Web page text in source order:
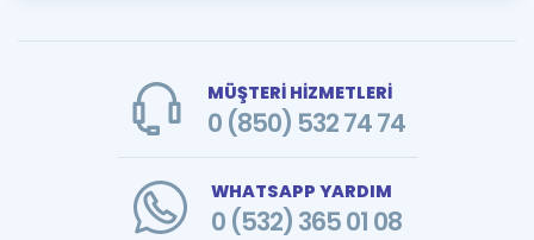
MÜŞTERİ HİZMETLERİ
0 (850) 532 74 74
WHATSAPP YARDIM
0 (532) 365 01 08